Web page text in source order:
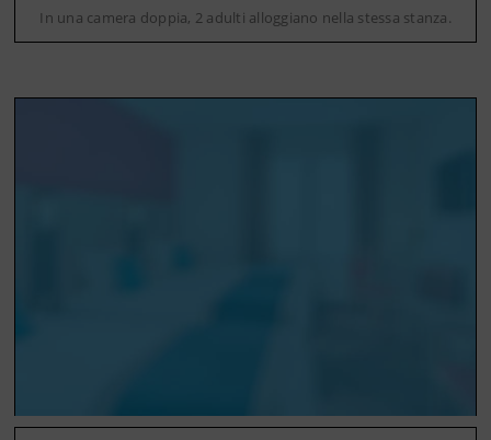
In una camera doppia, 2 adulti alloggiano nella stessa stanza.